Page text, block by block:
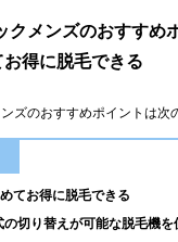
クメンズのおすすめ
得に脱毛できる
ズのおすすめポイントは次
てお得に脱毛できる
切り替えが可能な脱毛機を